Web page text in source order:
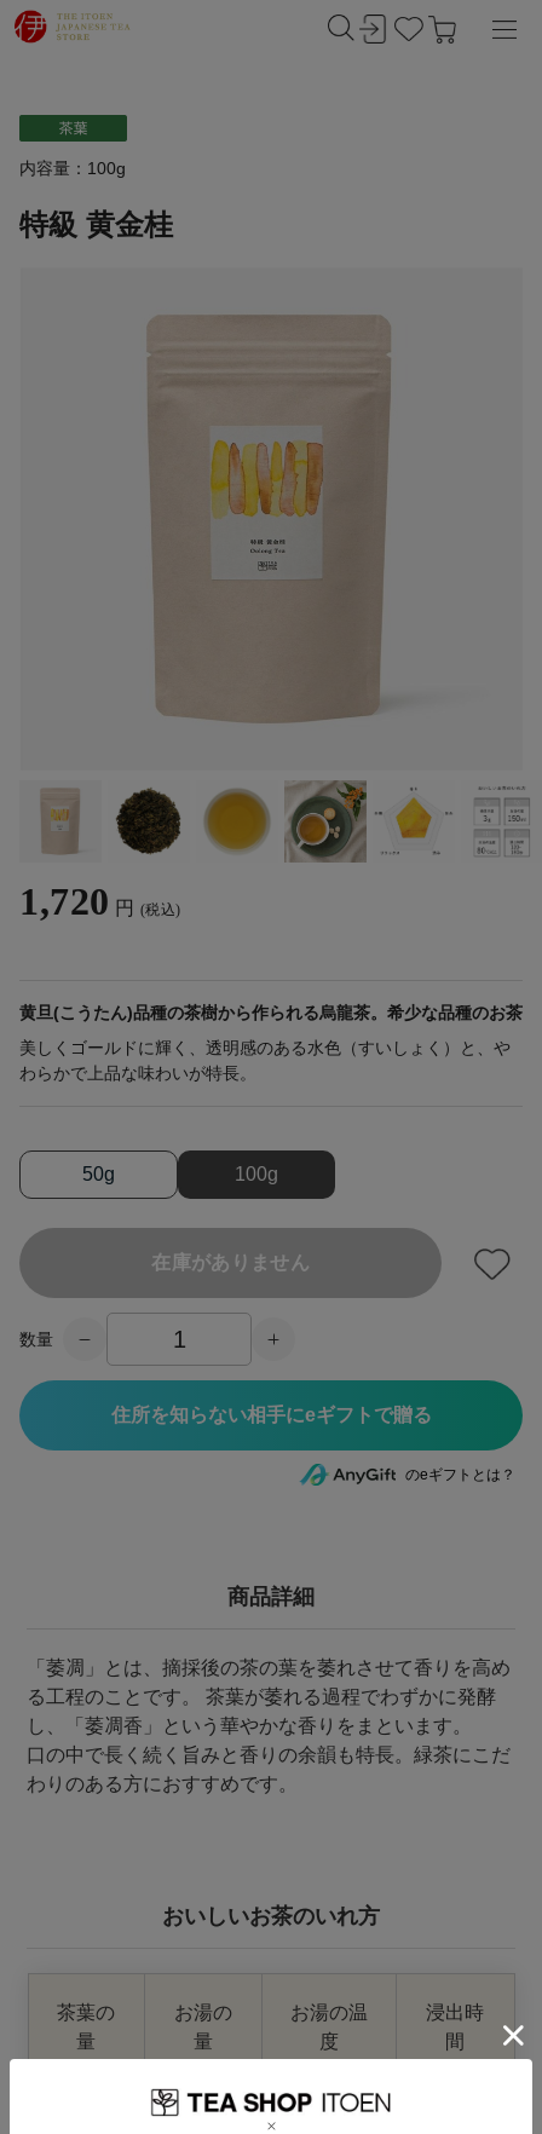
内容量：100g
特級 黄金桂
黄旦(こうたん)品種の茶樹から作られる烏龍茶。希少な品種のお茶
美しくゴールドに輝く、透明感のある水色（すいしょく）と、や
わらかで上品な味わいが特長。
1,720 円 (税込)
50g 100g
数量
在庫がありません
住所を知らない相手にeギフトで贈る
のeギフトとは？
商品詳細
「萎凋」とは、摘採後の茶の葉を萎れさせて香りを高め
る工程のことです。 茶葉が萎れる過程でわずかに発酵
し、「萎凋香」という華やかな香りをまといます。
口の中で長く続く旨みと香りの余韻も特長。緑茶にこだ
わりのある方におすすめです。
おいしいお茶のいれ方
茶葉の
量
お湯の
量
お湯の温
度
浸出時
間
200ml